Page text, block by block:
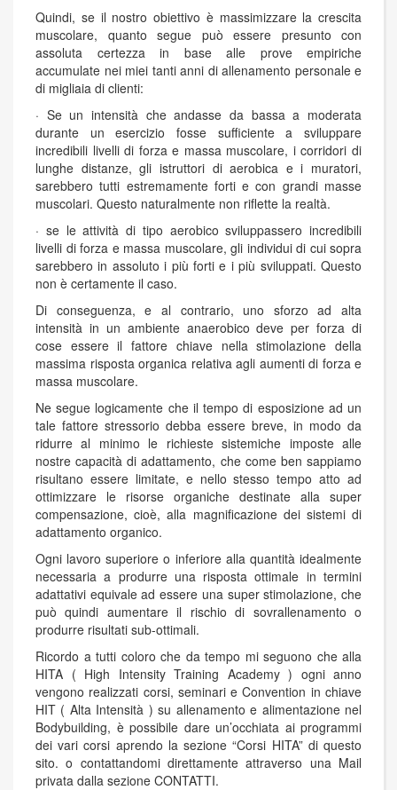
Quindi, se il nostro obiettivo è massimizzare la crescita
muscolare, quanto segue può essere presunto con
assoluta certezza in base alle prove empiriche
accumulate nei miei tanti anni di allenamento personale e
di migliaia di clienti:
· Se un intensità che andasse da bassa a moderata
durante un esercizio fosse sufficiente a sviluppare
incredibili livelli di forza e massa muscolare, i corridori di
lunghe distanze, gli istruttori di aerobica e i muratori,
sarebbero tutti estremamente forti e con grandi masse
muscolari. Questo naturalmente non riflette la realtà.
· se le attività di tipo aerobico sviluppassero incredibili
livelli di forza e massa muscolare, gli individui di cui sopra
sarebbero in assoluto i più forti e i più sviluppati. Questo
non è certamente il caso.
Di conseguenza, e al contrario, uno sforzo ad alta
intensità in un ambiente anaerobico deve per forza di
cose essere il fattore chiave nella stimolazione della
massima risposta organica relativa agli aumenti di forza e
massa muscolare.
Ne segue logicamente che il tempo di esposizione ad un
tale fattore stressorio debba essere breve, in modo da
ridurre al minimo le richieste sistemiche imposte alle
nostre capacità di adattamento, che come ben sappiamo
risultano essere limitate, e nello stesso tempo atto ad
ottimizzare le risorse organiche destinate alla super
compensazione, cioè, alla magnificazione dei sistemi di
adattamento organico.
Ogni lavoro superiore o inferiore alla quantità idealmente
necessaria a produrre una risposta ottimale in termini
adattativi equivale ad essere una super stimolazione, che
può quindi aumentare il rischio di sovrallenamento o
produrre risultati sub-ottimali.
Ricordo a tutti coloro che da tempo mi seguono che alla
HITA ( High Intensity Training Academy ) ogni anno
vengono realizzati corsi, seminari e Convention in chiave
HIT ( Alta Intensità ) su allenamento e alimentazione nel
Bodybuilding, è possibile dare un’occhiata ai programmi
dei vari corsi aprendo la sezione “Corsi HITA” di questo
sito. o contattandomi direttamente attraverso una Mail
privata dalla sezione CONTATTI.